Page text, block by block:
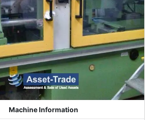
Machine Information